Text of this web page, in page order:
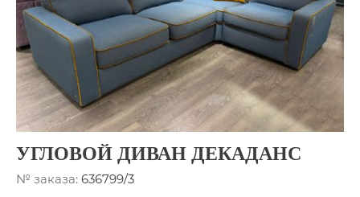
УГЛОВОЙ ДИВАН ДЕКАДАНС
№ заказа: 636799/3